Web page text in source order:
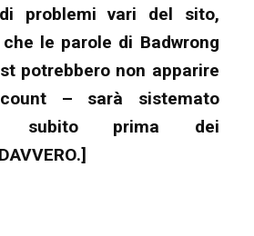
problemi vari del sito,
le parole di Badwrong
potrebbero non apparire
– sarà sistemato
subito prima dei